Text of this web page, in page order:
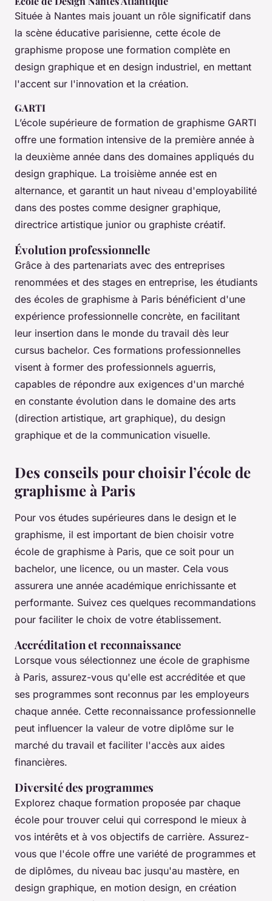
Située à Nantes mais jouant un rôle significatif dans
la scène éducative parisienne, cette école de
graphisme propose une formation complète en
design graphique et en design industriel, en mettant
l'accent sur l'innovation et la création.
GARTI
L’école supérieure de formation de graphisme GARTI
offre une formation intensive de la première année à
la deuxième année dans des domaines appliqués du
design graphique. La troisième année est en
alternance, et garantit un haut niveau d'employabilité
dans des postes comme designer graphique,
directrice artistique junior ou graphiste créatif.
Évolution professionnelle
Grâce à des partenariats avec des entreprises
renommées et des stages en entreprise, les étudiants
des écoles de graphisme à Paris bénéficient d'une
expérience professionnelle concrète, en facilitant
leur insertion dans le monde du travail dès leur
cursus bachelor. Ces formations professionnelles
visent à former des professionnels aguerris,
capables de répondre aux exigences d'un marché
en constante évolution dans le domaine des arts
(direction artistique, art graphique), du design
graphique et de la communication visuelle.
Des conseils pour choisir l’école de
graphisme à Paris
Pour vos études supérieures dans le design et le
graphisme, il est important de bien choisir votre
école de graphisme à Paris, que ce soit pour un
bachelor, une licence, ou un master. Cela vous
assurera une année académique enrichissante et
performante. Suivez ces quelques recommandations
pour faciliter le choix de votre établissement.
Accréditation et reconnaissance
Lorsque vous sélectionnez une école de graphisme
à Paris, assurez-vous qu'elle est accréditée et que
ses programmes sont reconnus par les employeurs
chaque année. Cette reconnaissance professionnelle
peut influencer la valeur de votre diplôme sur le
marché du travail et faciliter l'accès aux aides
financières.
Diversité des programmes
Explorez chaque formation proposée par chaque
école pour trouver celui qui correspond le mieux à
vos intérêts et à vos objectifs de carrière. Assurez-
vous que l'école offre une variété de programmes et
de diplômes, du niveau bac jusqu'au mastère, en
design graphique, en motion design, en création